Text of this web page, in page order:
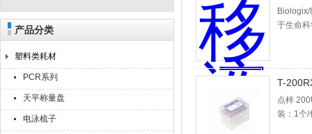
上海点睿仪器仪表有限公司
产品分类
塑料类耗材
PCR系列
天平称量盘
电泳梳子
于生命
T-
点样
装：1个/